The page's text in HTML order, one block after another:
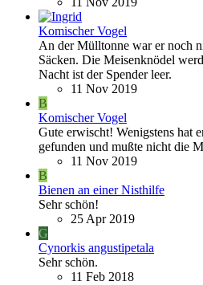
Komischer Vogel
An der Mülltonne war er noch
Säcken. Die Meisenknödel
Nacht ist der Spender leer.
11 Nov 2019
B
Komischer Vogel
Gute erwischt! Wenigstens hat
gefunden und mußte nicht die
11 Nov 2019
B
Bienen an einer Nisthilfe
Sehr schön!
25 Apr 2019
G
Cynorkis angustipetala
Sehr schön.
11 Feb 2018